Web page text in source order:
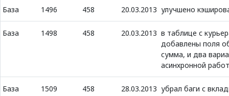
База 1496 458 20.03.2013 улучшено
База 1498 458 20.03.2013 в таблице с
добавлены поля
сумма, и два
асинхронной
База 1509 458 28.03.2013 убрал баги с